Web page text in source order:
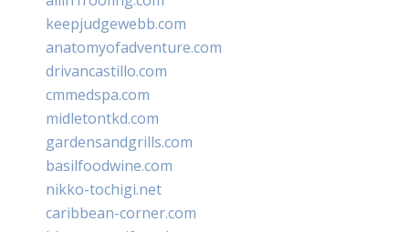
keepjudgewebb.com
anatomyofadventure.com
drivancastillo.com
cmmedspa.com
midletontkd.com
gardensandgrills.com
basilfoodwine.com
nikko-tochigi.net
caribbean-corner.com